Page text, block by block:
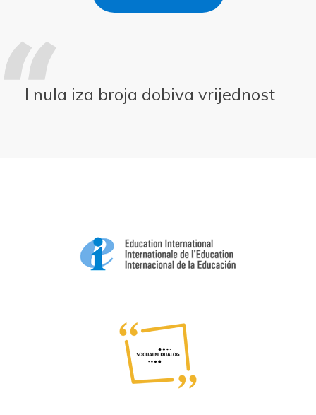
I nula iza broja dobiva vrijednost